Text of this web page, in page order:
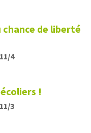
chance de liberté
4
!
3